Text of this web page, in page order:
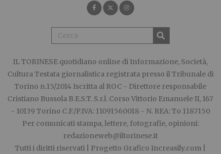
IL TORINESE quotidiano online di Informazione, Società,
Cultura Testata giornalistica registrata presso il Tribunale di
Torino n.15/2014 Iscritta al ROC - Direttore responsabile
Cristiano Bussola B.E.S.T. S.r.l. Corso Vittorio Emanuele II, 167
- 10139 Torino C.F./P.IVA: 11091560018 - N. REA: To 1187150
Per comunicati stampa, lettere, fotografie, opinioni:
redazioneweb@iltorinese.it
Tutti i diritti riservati | Progetto Grafico Increasily.com